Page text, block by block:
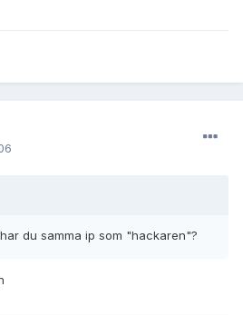
du samma ip som "hackaren"?